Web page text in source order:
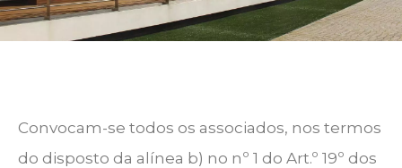
Convocam-se todos os associados, nos termos
do disposto da alínea b) no nº 1 do Art.º 19º dos